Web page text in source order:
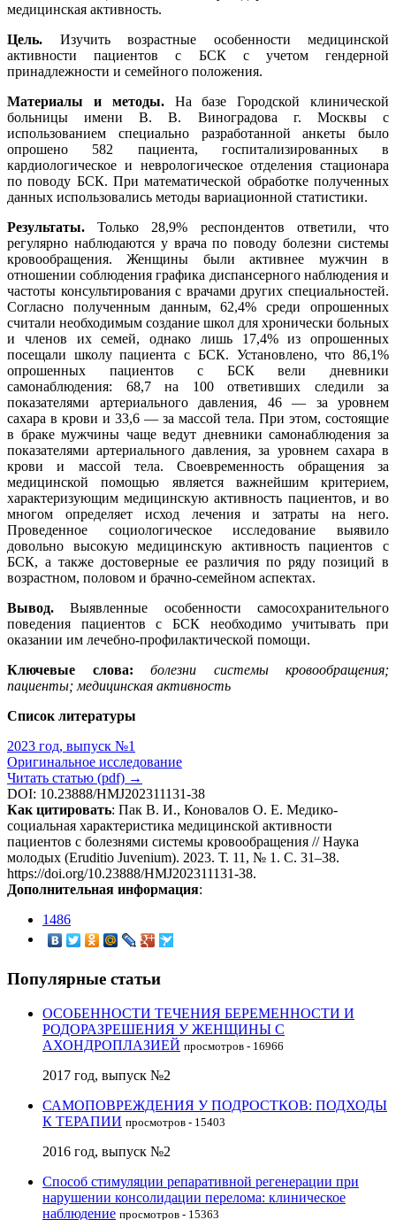
медицинская активность.
Цель. Изучить возрастные особенности медицинской
активности пациентов с БСК с учетом гендерной
принадлежности и семейного положения.
Материалы и методы.На базе Городской клинической
больницы имени В. В. Виноградова г. Москвы с
использованием специально разработанной анкеты было
опрошено 582 пациента, госпитализированных в
кардиологическое и неврологическое отделения стационара
по поводу БСК. При математической обработке полученных
данных использовались методы вариационной статистики.
Результаты. Только 28,9% респондентов ответили, что
регулярно наблюдаются у врача по поводу болезни системы
кровообращения. Женщины были активнее мужчин в
отношении соблюдения графика диспансерного наблюдения и
частоты консультирования с врачами других специальностей.
Согласно полученным данным, 62,4% среди опрошенных
считали необходимым создание школ для хронически больных
и членов их семей, однако лишь 17,4% из опрошенных
посещали школу пациента с БСК. Установлено, что 86,1%
опрошенных пациентов с БСК вели дневники
самонаблюдения: 68,7 на 100 ответивших следили за
показателями артериального давления, 46 — за уровнем
сахара в крови и 33,6 — за массой тела. При этом, состоящие
в браке мужчины чаще ведут дневники самонаблюдения за
показателями артериального давления, за уровнем сахара в
крови и массой тела. Своевременность обращения за
медицинской помощью является важнейшим критерием,
характеризующим медицинскую активность пациентов, и во
многом определяет исход лечения и затраты на него.
Проведенное социологическое исследование выявило
довольно высокую медицинскую активность пациентов с
БСК, а также достоверные ее различия по ряду позиций в
возрастном, половом и брачно-семейном аспектах.
Вывод. Выявленные особенности самосохранительного
поведения пациентов с БСК необходимо учитывать при
оказании им лечебно-профилактической помощи.
Ключевые слова:
болезни системы кровообращения;
пациенты; медицинская активность
Список литературы
2023 год, выпуск №1
Оригинальное исследование
Читать статью (pdf) →
DOI: 10.23888/HMJ202311131-38
Как цитировать: Пак В. И., Коновалов О. Е. Медико-
социальная характеристика медицинской активности
пациентов с болезнями системы кровообращения // Наука
молодых (Eruditio Juvenium). 2023. Т. 11, № 1. С. 31–38.
https://doi.org/10.23888/HMJ202311131-38.
Дополнительная информация:
1486
Популярные статьи
ОСОБЕННОСТИ ТЕЧЕНИЯ БЕРЕМЕННОСТИ И
РОДОРАЗРЕШЕНИЯ У ЖЕНЩИНЫ С
АХОНДРОПЛАЗИЕЙ просмотров - 16966
2017 год, выпуск №2
САМОПОВРЕЖДЕНИЯ У ПОДРОСТКОВ: ПОДХОДЫ
К ТЕРАПИИ просмотров - 15403
2016 год, выпуск №2
Способ стимуляции репаративной регенерации при
нарушении консолидации перелома: клиническое
наблюдение просмотров - 15363